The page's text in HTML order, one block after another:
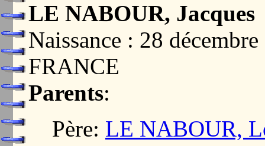
LE NABOUR, Jacques
Naissance : 28
FRANCE
Parents:
Père: LE NABOUR,